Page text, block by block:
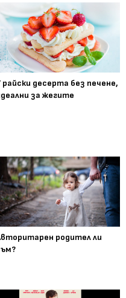
райски десерта без печене,
за жегите
родител ли